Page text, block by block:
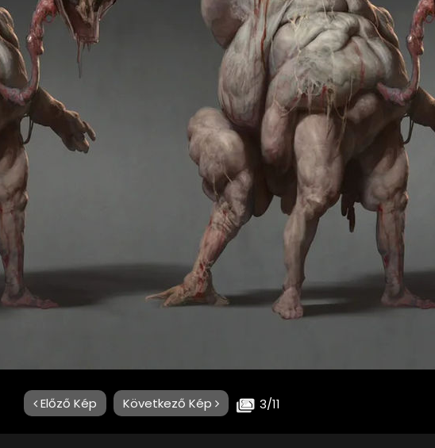
3/11
Előző Kép Következő Kép